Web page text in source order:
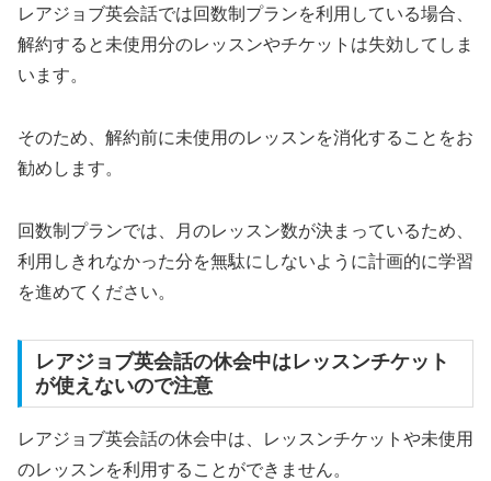
レアジョブ英会話では回数制プランを利用している場合、
解約すると未使用分のレッスンやチケットは失効してしま
います。
そのため、解約前に未使用のレッスンを消化することをお
勧めします。
回数制プランでは、月のレッスン数が決まっているため、
利用しきれなかった分を無駄にしないように計画的に学習
を進めてください。
レアジョブ英会話の休会中はレッスンチケット
が使えないので注意
レアジョブ英会話の休会中は、レッスンチケットや未使用
のレッスンを利用することができません。